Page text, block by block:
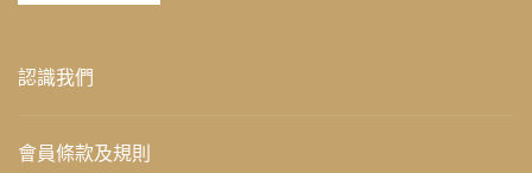
認識我們
會員條款及規則